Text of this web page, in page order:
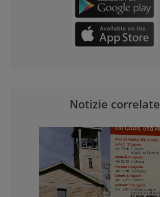
Notizie correlate